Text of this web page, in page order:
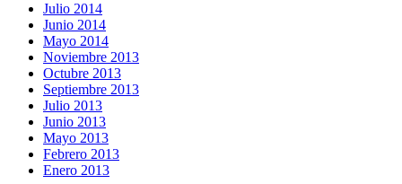
Julio 2014
Junio 2014
Mayo 2014
Noviembre 2013
Octubre 2013
Septiembre 2013
Julio 2013
Junio 2013
Mayo 2013
Febrero 2013
Enero 2013